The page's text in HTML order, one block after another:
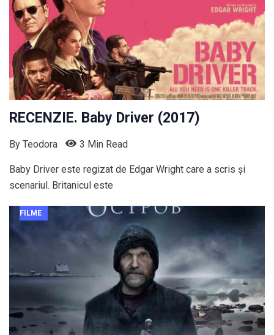
RECENZIE. Baby Driver (2017)
By Teodora 3 Min Read
Baby Driver este regizat de Edgar Wright care a scris și
scenariul. Britanicul este
FILME